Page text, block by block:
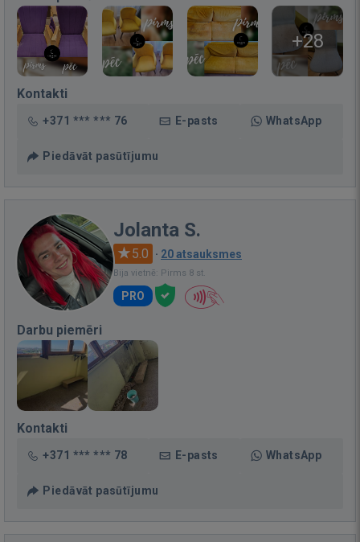
+28
Kontakti
+371 *** *** 76 E-pasts WhatsApp
Piedāvāt pasūtījumu
Jolanta S.
5.0 · 20 atsauksmes
Bija vietnē: Pirms 8 st.
PRO
Darbu piemēri
Kontakti
+371 *** *** 78 E-pasts WhatsApp
Piedāvāt pasūtījumu